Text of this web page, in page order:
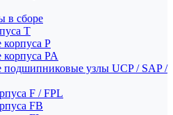
в сборе
T
P
PA
подшипниковые узлы UCP / SAP /
F / FPL
FB